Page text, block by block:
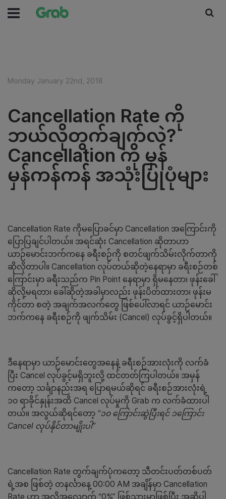
Monday January 22nd, 2018
Cancellation Rate ကို
ဘယ်လိုတွက်ချက်လဲ?
Cancellation ကို မှန်
မှန်ကန်ကန် အသုံးပြုပုံများ
Cancellation Rate ကိုမပြောခင်မှာ Cancellation အကြောင်းကို
ပြောပြချင်ပါတယ်။ အရင်ဆုံး Cancellation ဆိုတာဟာ
ယာဉ်မောင်းဘက်ကနေ ခရီးစဉ်ကို စတင်ဖျက်သိမ်းလိုက်တာကို
ဆိုလိုတာပါ။ Cancellation လုပ်တယ်ဆိုတဲ့နေရာမှာ ခရီးစဉ်တစ်
ကြောင်းမှာ ခရီးသည်က Pin Point နေရာမှာ ရှိမနေတာ၊ ဖုန်းခေါ်
ဆိုလို့မရတာ၊ ခေါ်ဆိုတဲ့အခါမှာလည်း ဖုန်းပိတ်ထားတာ၊ ဖုန်းမ
ကိုင်တာ စတဲ့ အချက်အလက်တွေ ဖြစ်ပေါ်လာရင် ယာဉ်မောင်း
ဘက်ကနေ ခရီးစဉ်ကို ဖျက်သိမ်း (Cancel) လုပ်ခွင့်ရှိပါတယ်။
ဒီနေရာမှာ ယာဉ်မောင်းတွေအနေနဲ့ ခရီးစဉ်အားလုံးကို လက်ခံ
ပြီး Cancel လုပ်ခွင့်မရှိဘူးလို့ ထင်တတ်ကြပါတယ်။ အမှန်
ကတော့ သင်္ချာနည်းအရ ပြောရမယ်ဆိုရင် ခရီးစဉ်အားလုံးရဲ့
၁၀ ရာခိုင်နှုန်းအထိ Cancel လုပ်မှုကို Grab က လက်ခံထားပါ
တယ်။ အလွယ်ဆိုရင်တော့ “၁၀ ကြောင်းဆွဲပြီးရင် ၁ကြောင်း
Cancel လုပ်နိုင်တာမျိုးပါ”
Cancellation Rate တွက်ချက်ပုံကတော့ သီတင်းပတ်တစ်ပတ်
ရဲ့အစ ဖြစ်တဲ့ တနင်္လာနေ့ 00:00 AM အချိန်မှာ Cancellation
Rate ဟာ အလိုအလျောက် “0%” ဖြစ်သွားမှာဖြစ်ပြီး အဆိုပါ